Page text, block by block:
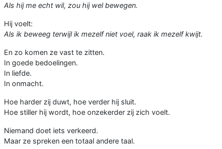
Als hij me echt wil, zou hij wel bewegen.
Hij voelt:
Als ik beweeg terwijl ik mezelf niet voel, raak ik mezelf kwijt.
En zo komen ze vast te zitten.
In goede bedoelingen.
In liefde.
In onmacht.
Hoe harder zij duwt, hoe verder hij sluit.
Hoe stiller hij wordt, hoe onzekerder zij zich voelt.
Niemand doet iets verkeerd.
Maar ze spreken een totaal andere taal.